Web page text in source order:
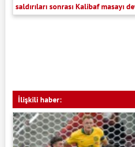
saldırıları sonrası Kalibaf masayı
İlişkili haber: